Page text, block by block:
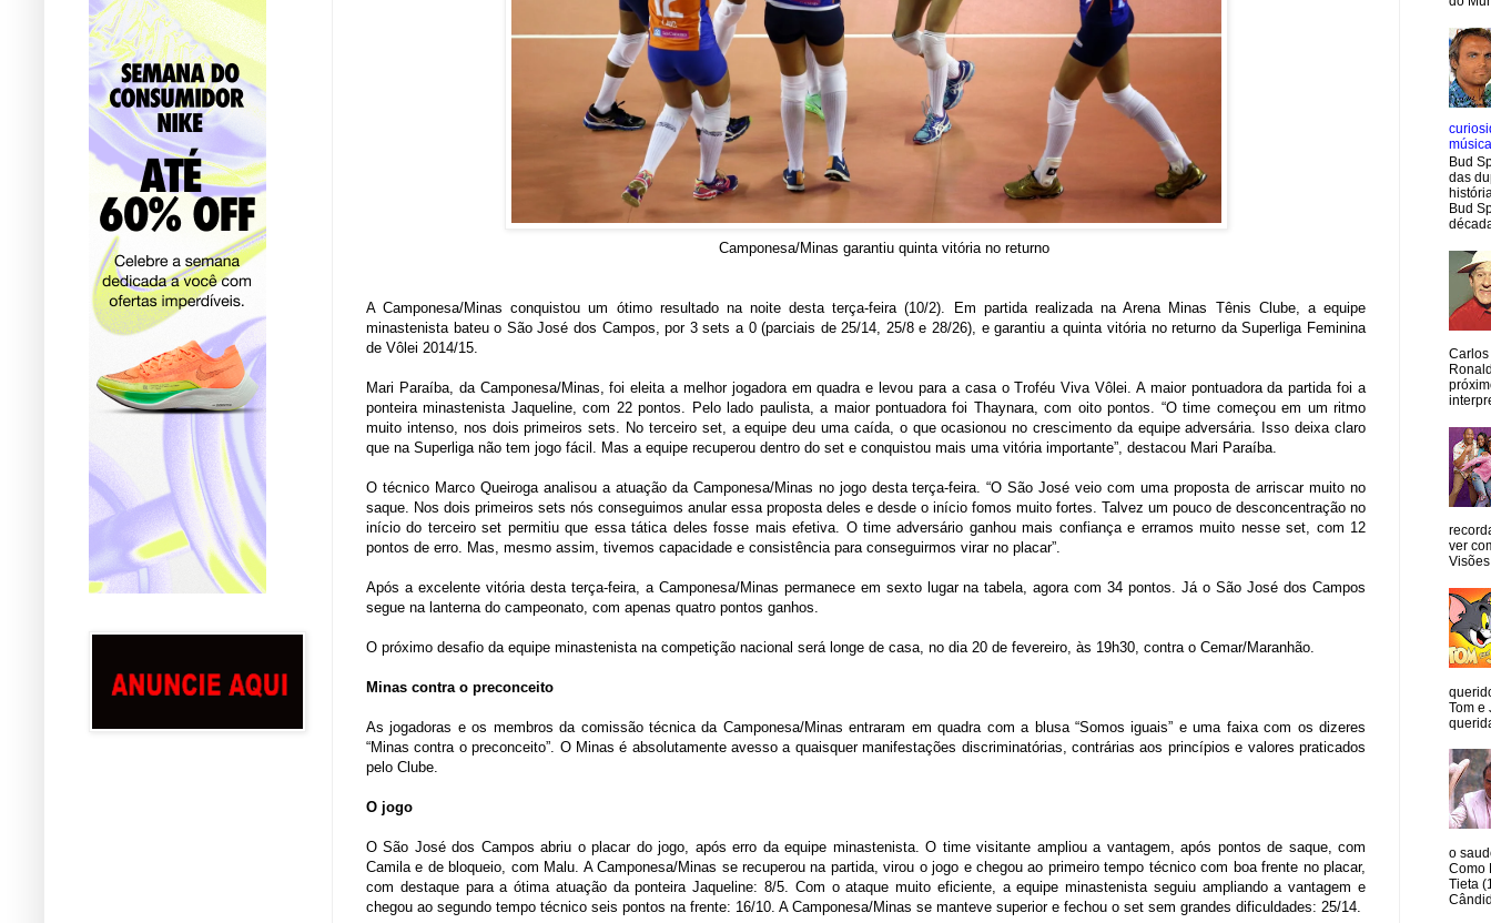
Camponesa/Minas garantiu quinta vitória no returno
A Camponesa/Minas conquistou um ótimo resultado na noite desta terça-feira (10/2). Em partida realizada na Arena Minas Tênis Clube, a equipe
minastenista bateu o São José dos Campos, por 3 sets a 0 (parciais de 25/14, 25/8 e 28/26), e garantiu a quinta vitória no returno da Superliga Feminina
de Vôlei 2014/15.
Mari Paraíba, da Camponesa/Minas, foi eleita a melhor jogadora em quadra e levou para a casa o Troféu Viva Vôlei. A maior pontuadora da partida foi a
ponteira minastenista Jaqueline, com 22 pontos. Pelo lado paulista, a maior pontuadora foi Thaynara, com oito pontos. “O time começou em um ritmo
muito intenso, nos dois primeiros sets. No terceiro set, a equipe deu uma caída, o que ocasionou no crescimento da equipe adversária. Isso deixa claro
que na Superliga não tem jogo fácil. Mas a equipe recuperou dentro do set e conquistou mais uma vitória importante”, destacou Mari Paraíba.
O técnico Marco Queiroga analisou a atuação da Camponesa/Minas no jogo desta terça-feira. “O São José veio com uma proposta de arriscar muito no
saque. Nos dois primeiros sets nós conseguimos anular essa proposta deles e desde o início fomos muito fortes. Talvez um pouco de desconcentração no
início do terceiro set permitiu que essa tática deles fosse mais efetiva. O time adversário ganhou mais confiança e erramos muito nesse set, com 12
pontos de erro. Mas, mesmo assim, tivemos capacidade e consistência para conseguirmos virar no placar”.
Após a excelente vitória desta terça-feira, a Camponesa/Minas permanece em sexto lugar na tabela, agora com 34 pontos. Já o São José dos Campos
segue na lanterna do campeonato, com apenas quatro pontos ganhos.
O próximo desafio da equipe minastenista na competição nacional será longe de casa, no dia 20 de fevereiro, às 19h30, contra o Cemar/Maranhão.
Minas contra o preconceito
As jogadoras e os membros da comissão técnica da Camponesa/Minas entraram em quadra com a blusa “Somos iguais” e uma faixa com os dizeres
“Minas contra o preconceito”. O Minas é absolutamente avesso a quaisquer manifestações discriminatórias, contrárias aos princípios e valores praticados
pelo Clube.
O jogo
O São José dos Campos abriu o placar do jogo, após erro da equipe minastenista. O time visitante ampliou a vantagem, após pontos de saque, com
Camila e de bloqueio, com Malu. A Camponesa/Minas se recuperou na partida, virou o jogo e chegou ao primeiro tempo técnico com boa frente no placar,
com destaque para a ótima atuação da ponteira Jaqueline: 8/5. Com o ataque muito eficiente, a equipe minastenista seguiu ampliando a vantagem e
chegou ao segundo tempo técnico seis pontos na frente: 16/10. A Camponesa/Minas se manteve superior e fechou o set sem grandes dificuldades: 25/14.
Bud
das
Bud
Carlos
ver
Tom e
o
Como
Tieta